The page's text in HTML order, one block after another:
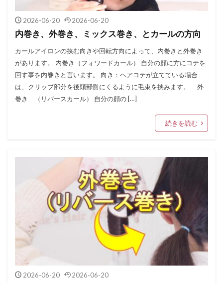
2026-06-20 2026-06-20
内巻き、外巻き、ミックス巻き、とカールの方向
カールアイロンの挟む向きや回転方向によって、内巻きと外巻き
があります。 内巻き（フォワードカール） 自分の顔に方にコテを
回す事を内巻きと言います。 向き：ヘアコテが立てている場合
は、クリップ部分を後頭部側にくるように毛束を挟みます。 外
巻き （リバースカール） 自分の顔の […]
続きを読む
2026-06-20 2026-06-20